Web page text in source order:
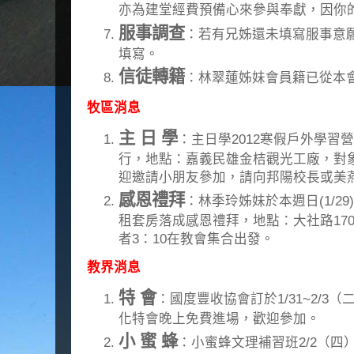
亦為建堂經費預備心來參與奉獻，因你
服事調查 ：若有兄姊還未填寫服事
填寫。
信徒轉籍 ：林翠蓮姊妹會員籍已從
牧區消息
主 日 學 ：主日學2012寒假戶外學習
行，地點：嘉義民雄金桔觀光工廠，對
迎邀請小朋友參加，請向邦陽校長或美
感恩禮拜：林季玲姊妹於本週日(1/
租套房落成感恩禮拜，地點：大社路
者3：10在教會集合出發。
教界消息
特 會 ：國度豐收協會訂於1/31~2/3（
化特會晚上免費進場，歡迎參加。
小 蜜 蜂：小蜜蜂文理補習班2/2（四